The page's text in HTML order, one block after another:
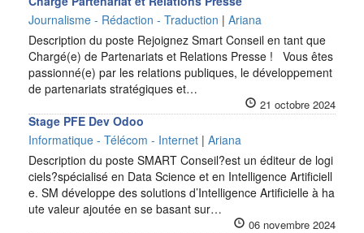
Journalisme - Rédaction - Traduction | Ariana
Description du poste Rejoignez Smart Conseil en tant que
Chargé(e) de Partenariats et Relations Presse ! Vous êtes
passionné(e) par les relations publiques, le développement
de partenariats stratégiques et…
21 octobre 2024
Stage PFE Dev Odoo
Informatique - Télécom - Internet | Ariana
Description du poste SMART Conseil?est un éditeur de logi
ciels?spécialisé en Data Science et en Intelligence Artificiell
e. SM développe des solutions d’Intelligence Artificielle à ha
ute valeur ajoutée en se basant sur…
06 novembre 2024